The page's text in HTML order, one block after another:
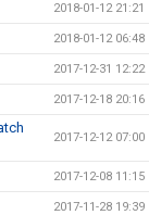
2018-01-12 21:21
2018-01-12 06:48
2017-12-31 12:22
2017-12-18 20:16
2017-12-12 07:00
2017-12-08 11:15
2017-11-28 19:39